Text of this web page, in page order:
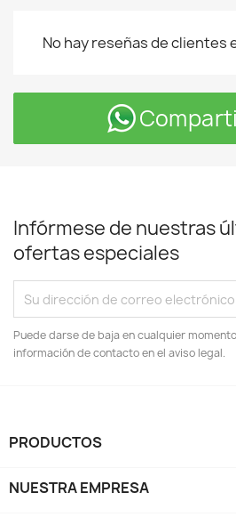
No hay reseñas de clientes
Infórmese de nuestras
ofertas especiales
Puede darse de baja en cualquier
información de contacto en el aviso legal.
PRODUCTOS
NUESTRA EMPRESA